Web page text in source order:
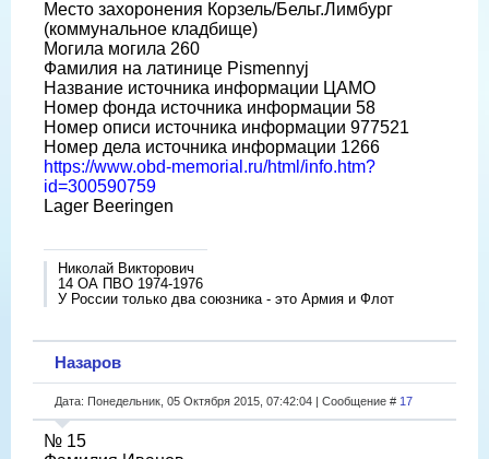
Место захоронения Корзель/Бельг.Лимбург
(коммунальное кладбище)
Могила могила 260
Фамилия на латинице Pismennyj
Название источника информации ЦАМО
Номер фонда источника информации 58
Номер описи источника информации 977521
Номер дела источника информации 1266
https://www.obd-memorial.ru/html/info.htm?
id=300590759
Lager Beeringen
Николай Викторович
14 ОА ПВО 1974-1976
У России только два союзника - это Армия и Флот
Назаров
Дата: Понедельник, 05 Октября 2015, 07:42:04 | Сообщение # 17
№ 15